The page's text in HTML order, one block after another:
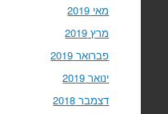
מאי 2019
מרץ 2019
פברואר 2019
ינואר 2019
דצמבר 2018